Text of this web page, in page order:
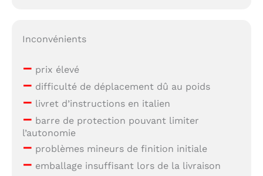
Inconvénients
– prix élevé
– difficulté de déplacement dû au poids
– livret d’instructions en italien
– barre de protection pouvant limiter
l’autonomie
– problèmes mineurs de finition initiale
– emballage insuffisant lors de la livraison